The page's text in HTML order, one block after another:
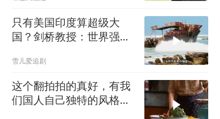
只有美国印度算超级大
国？剑桥教授：世界强国
雪儿爱追剧
这个翻拍拍的真好，有我
们国人自己独特的风格魅